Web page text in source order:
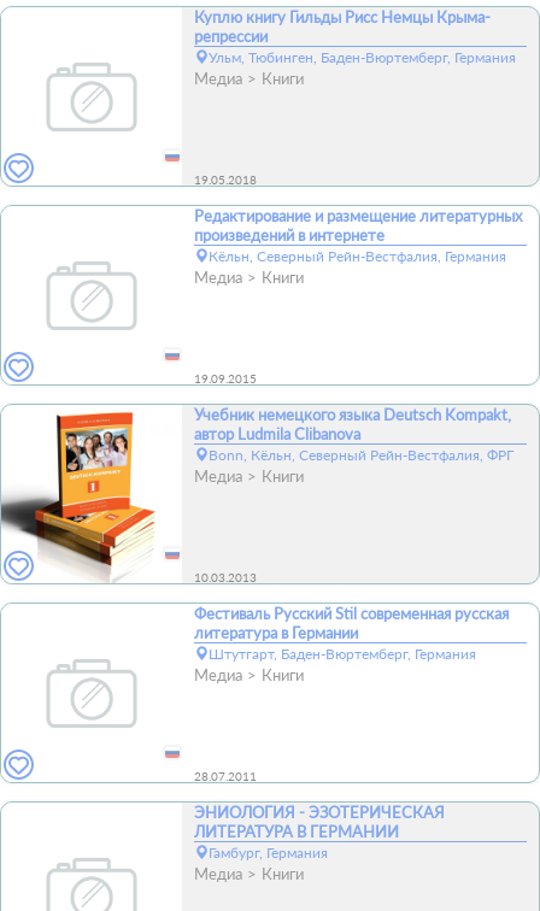
Куплю книгу Гильды Рисс Немцы Крыма-
репрессии
Ульм, Тюбинген, Баден-Вюртемберг, Германия
Медиа Книги
19.05.2018
Редактирование и размещение литературных
произведений в интернете
Кёльн, Северный Рейн-Вестфалия, Германия
Медиа Книги
19.09.2015
Учебник немецкого языка Deutsch Kompakt,
автор Ludmila Clibanova
Bonn, Кёльн, Северный Рейн-Вестфалия, ФРГ
Медиа Книги
10.03.2013
Фестиваль Русский Stil современная русская
литература в Германии
Штутгарт, Баден-Вюртемберг, Германия
Медиа Книги
28.07.2011
ЭНИОЛОГИЯ - ЭЗОТЕРИЧЕСКАЯ
ЛИТЕРАТУРА В ГЕРМАНИИ
Гамбург, Германия
Медиа Книги